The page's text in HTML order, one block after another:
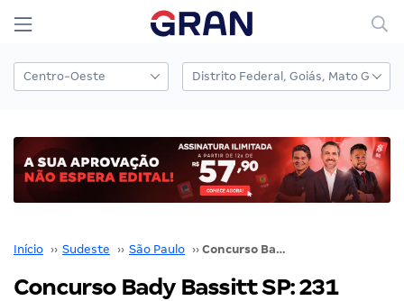
Início ›› Sudeste ›› São Paulo ›› Concurso Bady Bassitt SP: 231 vagas. SAIBA MAIS!
Concurso Bady Bassitt SP: 231